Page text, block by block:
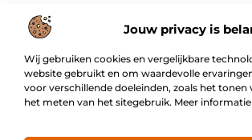
Jouw privacy is
Wij gebruiken cookies en vergelijkbare
website gebruikt en om waardevolle
voor verschillende doeleinden, zoals het
het meten van het sitegebruik. Meer